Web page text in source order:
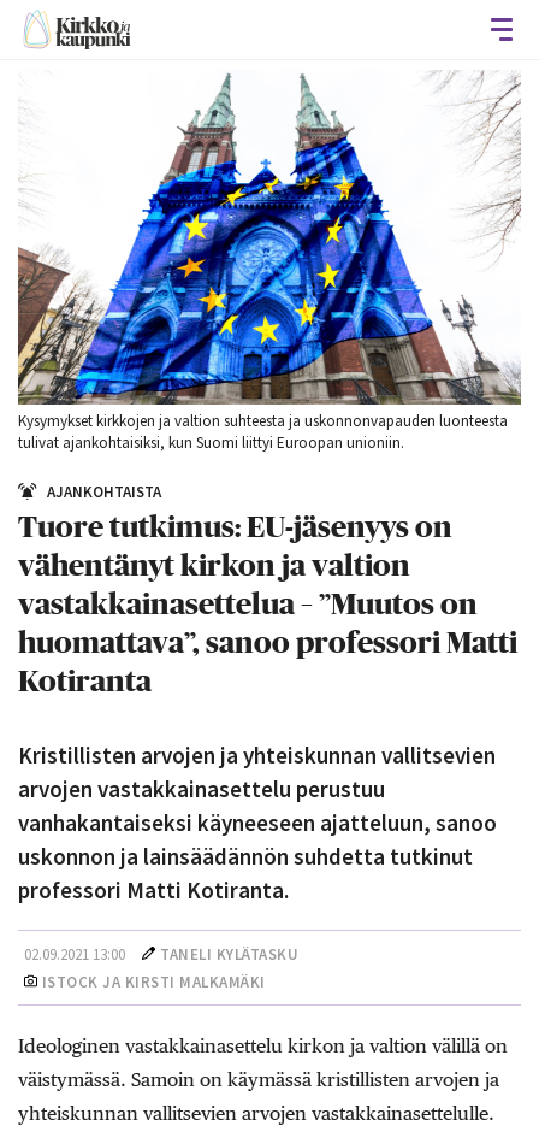
Kysymykset kirkkojen ja valtion suhteesta ja uskonnonvapauden luonteesta
tulivat ajankohtaisiksi, kun Suomi liittyi Euroopan unioniin.
AJANKOHTAISTA
Tuore tutkimus: EU-jäsenyys on
vähentänyt kirkon ja valtion
vastakkainasettelua – ”Muutos on
huomattava”, sanoo professori Matti
Kotiranta
Kristillisten arvojen ja yhteiskunnan vallitsevien
arvojen vastakkainasettelu perustuu
vanhakantaiseksi käyneeseen ajatteluun, sanoo
uskonnon ja lainsäädännön suhdetta tutkinut
professori Matti Kotiranta.
02.09.2021 13:00
TANELI KYLÄTASKU
ISTOCK JA KIRSTI MALKAMÄKI
Ideologinen vastakkainasettelu kirkon ja valtion välillä on
väistymässä. Samoin on käymässä kristillisten arvojen ja
yhteiskunnan vallitsevien arvojen vastakkainasettelulle.